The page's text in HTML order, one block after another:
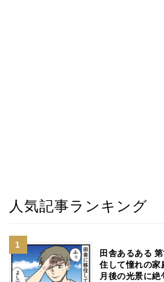
人気記事ランキング
田舎あるある
住して憧れの家
月後の光景に絶